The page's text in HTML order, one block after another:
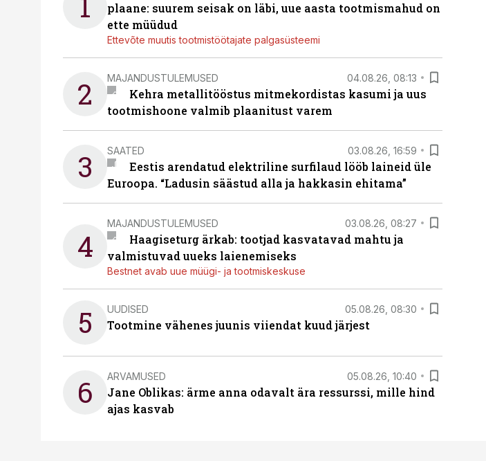
plaane: suurem seisak on läbi, uue aasta tootmismahud on
ette müüdud
Ettevõte muutis tootmistöötajate palgasüsteemi
2 MAJANDUSTULEMUSED 04.08.26, 08:13
Kehra metallitööstus mitmekordistas kasumi ja uus
tootmishoone valmib plaanitust varem
3 SAATED 03.08.26, 16:59
Eestis arendatud elektriline surfilaud lööb laineid üle
Euroopa. “Ladusin säästud alla ja hakkasin ehitama”
4
MAJANDUSTULEMUSED 03.08.26, 08:27
Haagiseturg ärkab: tootjad kasvatavad mahtu ja
valmistuvad uueks laienemiseks
Bestnet avab uue müügi- ja tootmiskeskuse
5 UUDISED 05.08.26, 08:30
Tootmine vähenes juunis viiendat kuud järjest
6 ARVAMUSED 05.08.26, 10:40
Jane Oblikas: ärme anna odavalt ära ressurssi, mille hind
ajas kasvab